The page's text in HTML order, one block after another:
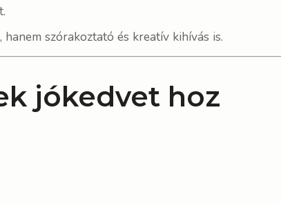
szórakoztató és kreatív kihívás is.
jókedvet hoz